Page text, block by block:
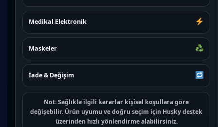
Medikal Elektronik
Maskeler
İade & Değişim
Not:Sağlıkla ilgili kararlar kişisel koşullara göre
değişebilir. Ürün uyumu ve doğru seçim için Husky destek
üzerinden hızlı yönlendirme alabilirsiniz.